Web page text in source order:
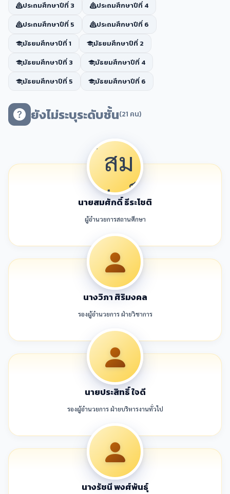
ประถมศึกษาปีที่ 3
ประถมศึกษาปีที่ 4
ประถมศึกษาปีที่ 5
ประถมศึกษาปีที่ 6
มัธยมศึกษาปีที่ 1
มัธยมศึกษาปีที่ 2
มัธยมศึกษาปีที่ 3
มัธยมศึกษาปีที่ 4
มัธยมศึกษาปีที่ 5
มัธยมศึกษาปีที่ 6
ยังไม่ระบุระดับชั้น(21 คน)
นายสมศักดิ์ ธีระโชติ
ผู้อำนวยการสถานศึกษา
นางวิภา ศิริมงคล
รองผู้อำนวยการ ฝ่ายวิชาการ
นายประสิทธิ์ ใจดี
รองผู้อำนวยการ ฝ่ายบริหารงานทั่วไป
นางรัชนี พงศ์พันธุ์